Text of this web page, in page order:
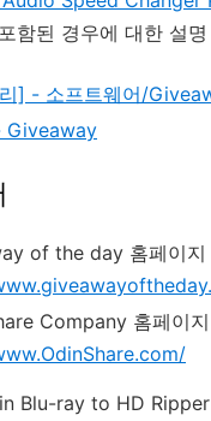
함된 경우에 대한 설명
] - 소프트웨어/
Giveaway
of the day 홈페이
Company 홈페이
Blu-ray to HD